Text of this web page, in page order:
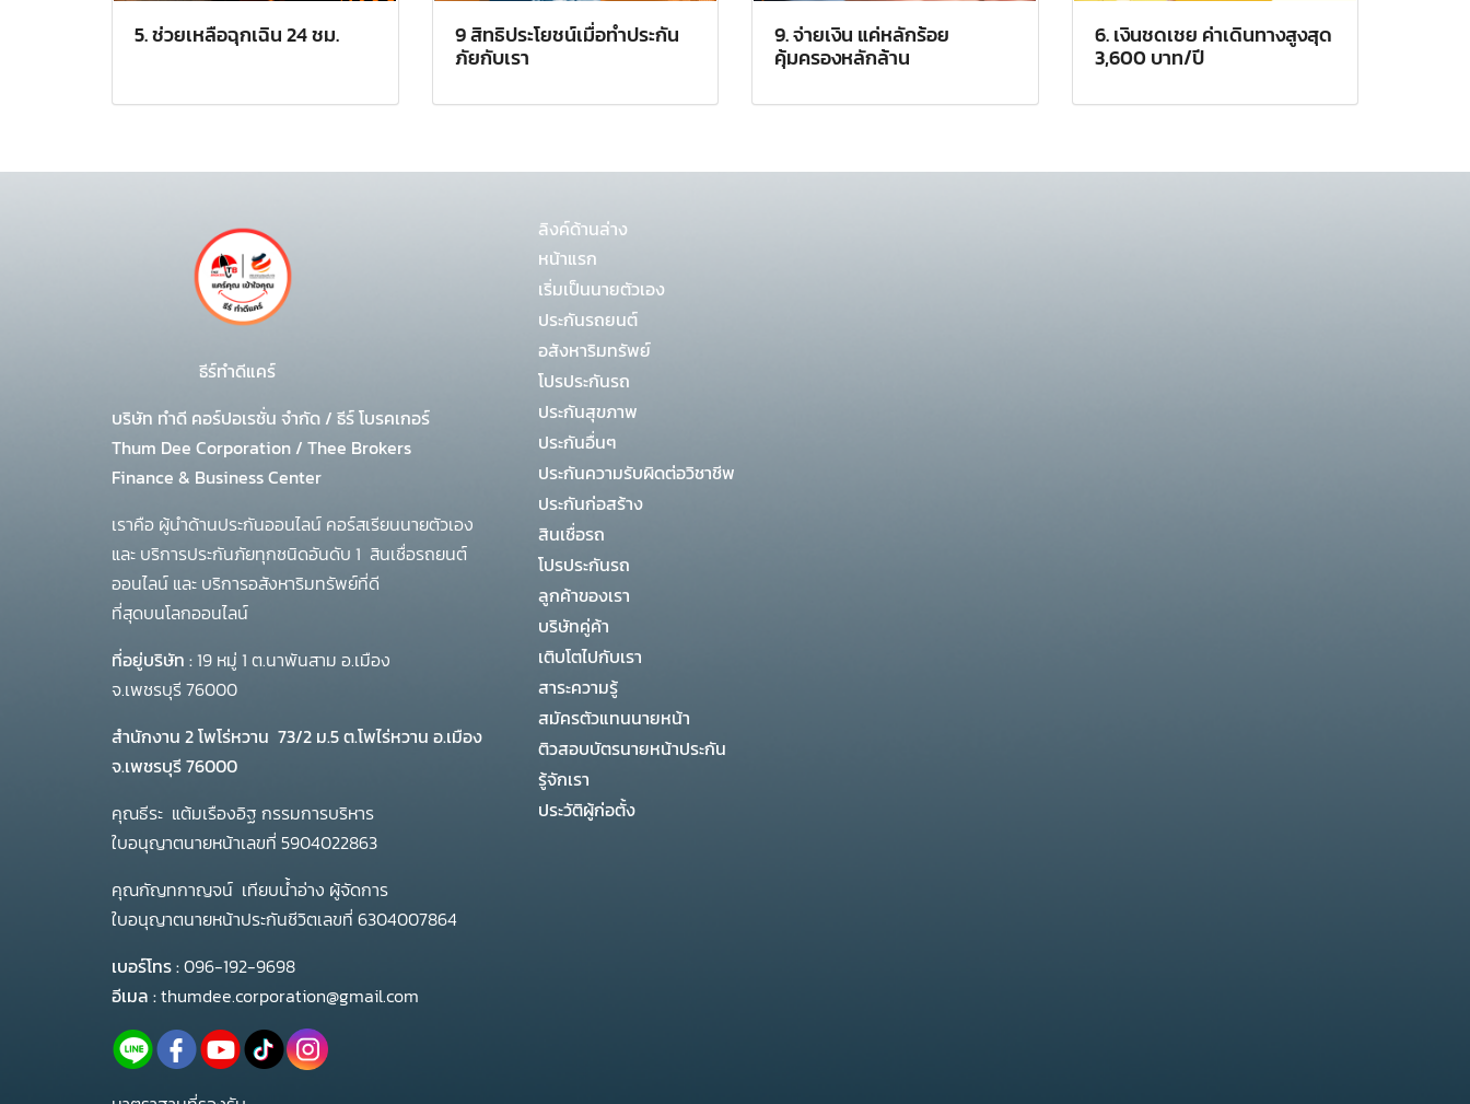
5. ช่วยเหลือฉุกเฉิน 24 ชม. 9 สิทธิประโยชน์เมื่อทำประกัน
ภัยกับเรา
9. จ่ายเงิน แค่หลักร้อย
คุ้มครองหลักล้าน
6. เงินชดเชย ค่าเดินทางสูงสุด
3,600 บาท/ปี
ธีร์ทำดีแคร์
บริษัท ทำดี คอร์ปอเรชั่น จำกัด / ธีร์ โบรคเกอร์
Thum Dee Corporation / Thee Brokers
Finance & Business Center
เราคือ ผู้นำด้านประกันออนไลน์ คอร์สเรียนนายตัวเอง
และ บริการประกันภัยทุกชนิดอันดับ 1 สินเชื่อรถยนต์
ออนไลน์ และ บริการอสังหาริมทรัพย์ที่ดี
ที่สุดบนโลกออนไลน์
ที่อยู่บริษัท :19 หมู่ 1 ต.นาพันสาม อ.เมือง
จ.เพชรบุรี 76000
สำนักงาน 2 โพโร่หวาน 73/2 ม.5 ต.โพไร่หวาน อ.เมือง
จ.เพชรบุรี 76000
คุณธีระ แต้มเรืองอิฐ กรรมการบริหาร
ใบอนุญาตนายหน้าเลขที่ 5904022863
คุณกัญทกาญจน์ เทียบน้ำอ่าง ผู้จัดการ
ใบอนุญาตนายหน้าประกันชีวิตเลขที่ 6304007864
เบอร์โทร :096-192-9698
อีเมล :thumdee.corporation@gmail.com
ลิงค์ด้านล่าง
หน้าแรก
เริ่มเป็นนายตัวเอง
ประกันรถยนต์
อสังหาริมทรัพย์
โปรประกันรถ
ประกันสุขภาพ
ประกันอื่นๆ
ประกันความรับผิดต่อวิชาชีพ
ประกันก่อสร้าง
สินเชื่อรถ
โปรประกันรถ
ลูกค้าของเรา
บริษัทคู่ค้า
เติบโตไปกับเรา
สาระความรู้
สมัครตัวแทนนายหน้า
ติวสอบบัตรนายหน้าประกัน
รู้จักเรา
ประวัติผู้ก่อตั้ง